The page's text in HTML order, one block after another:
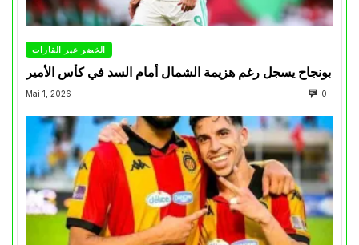
الخضر عبر القارات
بونجاح يسجل رغم هزيمة الشمال أمام السد في كأس الأمير
Mai 1, 2026 0